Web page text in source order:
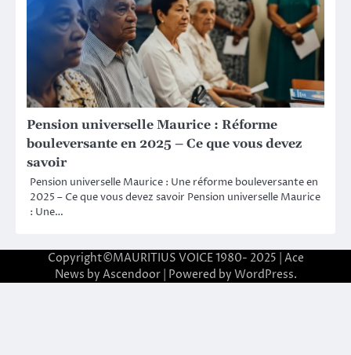
Pension universelle Maurice : Réforme
bouleversante en 2025 – Ce que vous devez
savoir
Pension universelle Maurice : Une réforme bouleversante en
2025 – Ce que vous devez savoir Pension universelle Maurice
: Une…
Copyright©MAURITIUS VOICE 1980- 2025 | Ace
News by Ascendoor| Powered by WordPress.